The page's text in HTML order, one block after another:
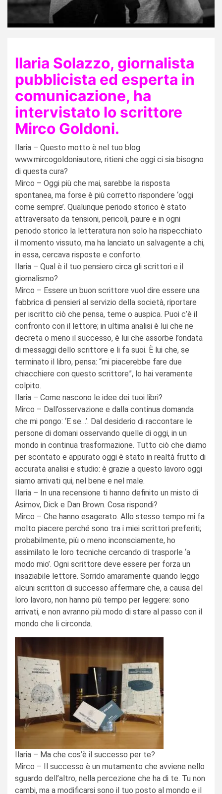
Ilaria Solazzo, giornalista
pubblicista ed esperta in
comunicazione, ha
intervistato lo scrittore
Mirco Goldoni.
Ilaria – Questo motto è nel tuo blog
www.mircogoldoniautore, ritieni che oggi ci sia bisogno
di questa cura?
Mirco – Oggi più che mai, sarebbe la risposta
spontanea, ma forse è più corretto rispondere ‘oggi
come sempre’. Qualunque periodo storico è stato
attraversato da tensioni, pericoli, paure e in ogni
periodo storico la letteratura non solo ha rispecchiato
il momento vissuto, ma ha lanciato un salvagente a chi,
in essa, cercava risposte e conforto.
Ilaria – Qual è il tuo pensiero circa gli scrittori e il
giornalismo?
Mirco – Essere un buon scrittore vuol dire essere una
fabbrica di pensieri al servizio della società, riportare
per iscritto ciò che pensa, teme o auspica. Puoi c’è il
confronto con il lettore; in ultima analisi è lui che ne
decreta o meno il successo, è lui che assorbe l’ondata
di messaggi dello scrittore e li fa suoi. È lui che, se
terminato il libro, pensa: “mi piacerebbe fare due
chiacchiere con questo scrittore”, lo hai veramente
colpito.
Ilaria – Come nascono le idee dei tuoi libri?
Mirco – Dall’osservazione e dalla continua domanda
che mi pongo: ‘E se…’. Dal desiderio di raccontare le
persone di domani osservando quelle di oggi, in un
mondo in continua trasformazione. Tutto ciò che diamo
per scontato e appurato oggi è stato in realtà frutto di
accurata analisi e studio: è grazie a questo lavoro oggi
siamo arrivati qui, nel bene e nel male.
Ilaria – In una recensione ti hanno definito un misto di
Asimov, Dick e Dan Brown. Cosa rispondi?
Mirco – Che hanno esagerato. Allo stesso tempo mi fa
molto piacere perché sono tra i miei scrittori preferiti;
probabilmente, più o meno inconsciamente, ho
assimilato le loro tecniche cercando di trasporle ‘a
modo mio’. Ogni scrittore deve essere per forza un
insaziabile lettore. Sorrido amaramente quando leggo
alcuni scrittori di successo affermare che, a causa del
loro lavoro, non hanno più tempo per leggere: sono
arrivati, e non avranno più modo di stare al passo con il
mondo che li circonda.
Ilaria – Ma che cos’è il successo per te?
Mirco – Il successo è un mutamento che avviene nello
sguardo dell’altro, nella percezione che ha di te. Tu non
cambi, ma a modificarsi sono il tuo posto al mondo e il